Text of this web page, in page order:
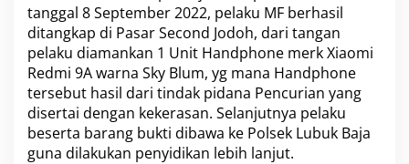
tanggal 8 September 2022, pelaku MF berhasil
ditangkap di Pasar Second Jodoh, dari tangan
pelaku diamankan 1 Unit Handphone merk Xiaomi
Redmi 9A warna Sky Blum, yg mana Handphone
tersebut hasil dari tindak pidana Pencurian yang
disertai dengan kekerasan. Selanjutnya pelaku
beserta barang bukti dibawa ke Polsek Lubuk Baja
guna dilakukan penyidikan lebih lanjut.